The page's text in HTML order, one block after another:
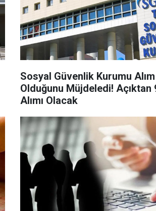
Sosyal Güvenlik Kurumu
Olduğunu Müjdeledi! Açıktan
Alımı Olacak